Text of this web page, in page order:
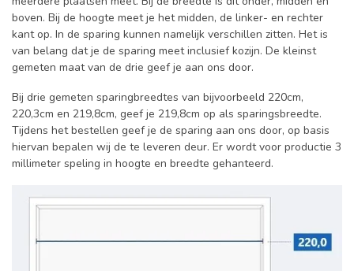
boven. Bij de hoogte meet je het midden, de linker- en rechter
kant op. In de sparing kunnen namelijk verschillen zitten. Het is
van belang dat je de sparing meet inclusief kozijn. De kleinst
gemeten maat van de drie geef je aan ons door.
Bij drie gemeten sparingbreedtes van bijvoorbeeld 220cm,
220,3cm en 219,8cm, geef je 219,8cm op als sparingsbreedte.
Tijdens het bestellen geef je de sparing aan ons door, op basis
hiervan bepalen wij de te leveren deur. Er wordt voor productie 3
millimeter speling in hoogte en breedte gehanteerd.